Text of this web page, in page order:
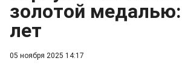
05 ноября 2025 14:17
золотой
лет